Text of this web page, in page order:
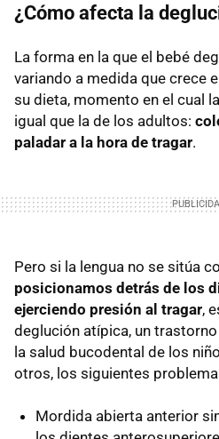
¿Cómo afecta la
La forma en la que el bebé
variando a medida que crece
su dieta, momento en el cual
igual que la de los adultos:
paladar a la hora de tragar.
Pero si la lengua no se sitúa
posicionamos detrás de los
ejerciendo presión al tragar,
deglución atípica, un
la salud bucodental de los
otros, los siguientes
Mordida abierta anterior